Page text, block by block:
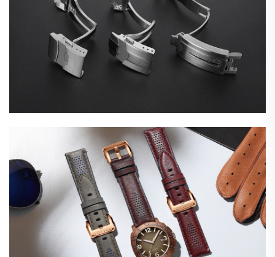
นาฬิกาทองเหลืองดีบุก
นาฬิกาสเตอร์ลิงเงิน